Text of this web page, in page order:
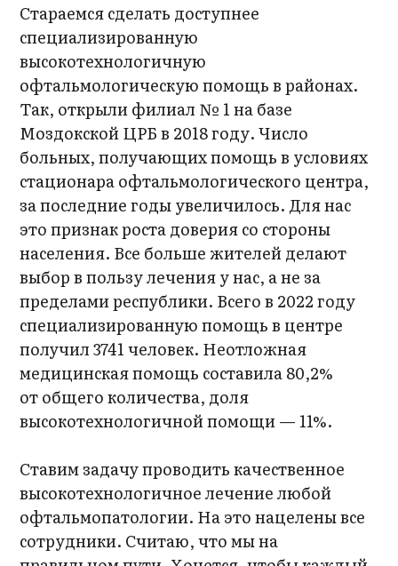
Стараемся сделать доступнее
специализированную
высокотехнологичную
офтальмологическую помощь в районах.
Так, открыли филиал № 1 на базе
Моздокской ЦРБ в 2018 году. Число
больных, получающих помощь в условиях
стационара офтальмологического центра,
за последние годы увеличилось. Для нас
это признак роста доверия со стороны
населения. Все больше жителей делают
выбор в пользу лечения у нас, а не за
пределами республики. Всего в 2022 году
специализированную помощь в центре
получил 3741 человек. Неотложная
медицинская помощь составила 80,2%
от общего количества, доля
высокотехнологичной помощи — 11%.
Ставим задачу проводить качественное
высокотехнологичное лечение любой
офтальмопатологии. На это нацелены все
сотрудники. Считаю, что мы на